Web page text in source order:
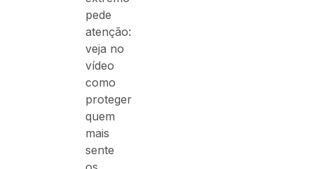
pede
atenção:
veja no
vídeo
como
proteger
quem
mais
sente